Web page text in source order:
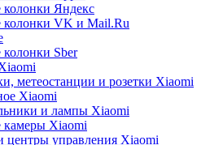
Яндекс
VK и Mail.Ru
Sber
метеостанции и розетки Xiaomi
Xiaomi
и лампы Xiaomi
Xiaomi
центры управления Xiaomi